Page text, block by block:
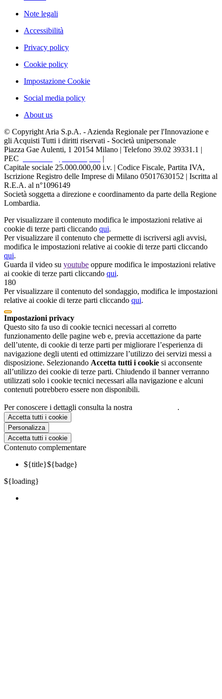
Note legali
Accessibilità
Privacy policy
Cookie policy
Impostazione Cookie
Social media policy
About us
© Copyright Aria S.p.A. - Azienda Regionale per l'Innovazione e
gli Acquisti Tutti i diritti riservati - Società unipersonale
Piazza Gae Aulenti, 1 20154 Milano | Telefono 39.02 39331.1 |
PEC
|
Capitale sociale 25.000.000,00 i.v. | Codice Fiscale, Partita IVA,
Iscrizione Registro delle Imprese di Milano 05017630152 | Iscritta al
R.E.A. al n°1096149
Società soggetta a direzione e coordinamento da parte della Regione
Lombardia.
Per visualizzare il contenuto modifica le impostazioni relative ai
cookie di terze parti cliccando qui.
Per visualizzare il contenuto che permette di iscriversi agli avvisi,
modifica le impostazioni relative ai cookie di terze parti cliccando
qui.
Guarda il video su youtube oppure modifica le impostazioni relative
ai cookie di terze parti cliccando qui.
180
Per visualizzare il contenuto del sondaggio, modifica le impostazioni
relative ai cookie di terze parti cliccando qui.
Impostazioni privacy
Questo sito fa uso di cookie tecnici necessari al corretto
funzionamento delle pagine web e, previa accettazione da parte
dell’utente, di cookie di terze parti per migliorare l’esperienza di
navigazione degli utenti ed ottimizzare l’utilizzo dei servizi messi a
disposizione. Selezionando Accetta tutti i cookie si acconsente
all’utilizzo dei cookie di terze parti. Chiudendo il banner verranno
utilizzati solo i cookie tecnici necessari alla navigazione e alcuni
contenuti potrebbero essere non disponibili.
Per conoscere i dettagli consulta la nostra .
Accetta tutti i cookie
Personalizza
Accetta tutti i cookie
Contenuto complementare
${title}${badge}
${loading}